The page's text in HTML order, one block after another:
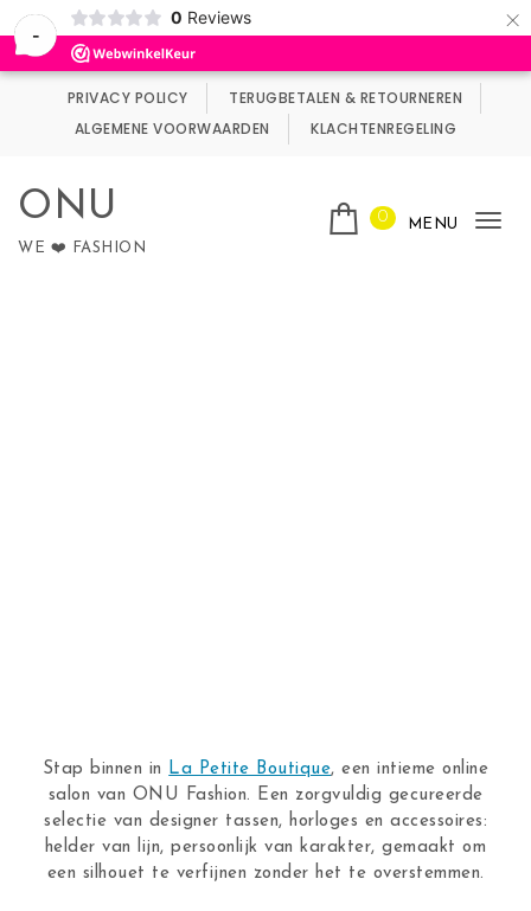
-
0 Reviews ×
Wij maken gebruik van cookies.
PRIVACY POLICY
TERUGBETALEN & RETOURNEREN
ALGEMENE VOORWAARDEN
KLACHTENREGELING
ONU
WE ❤️ FASHION
0 MENU
Stap binnen in La Petite Boutique, een intieme online
salon van ONU Fashion. Een zorgvuldig gecureerde
selectie van designer tassen, horloges en accessoires:
helder van lijn, persoonlijk van karakter, gemaakt om
een silhouet te verfijnen zonder het te overstemmen.